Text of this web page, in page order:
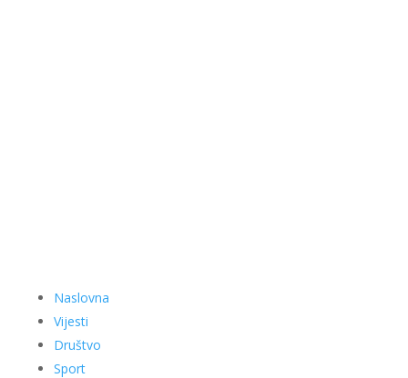
Naslovna
Vijesti
Društvo
Sport